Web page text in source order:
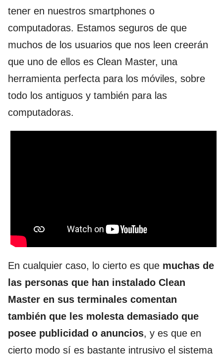
tener en nuestros smartphones o
computadoras. Estamos seguros de que
muchos de los usuarios que nos leen creerán
que uno de ellos es Clean Master, una
herramienta perfecta para los móviles, sobre
todo los antiguos y también para las
computadoras.
En cualquier caso, lo cierto es que muchas de
las personas que han instalado Clean
Master en sus terminales comentan
también que les molesta demasiado que
posee publicidad o anuncios, y es que en
cierto modo sí es bastante intrusivo el sistema